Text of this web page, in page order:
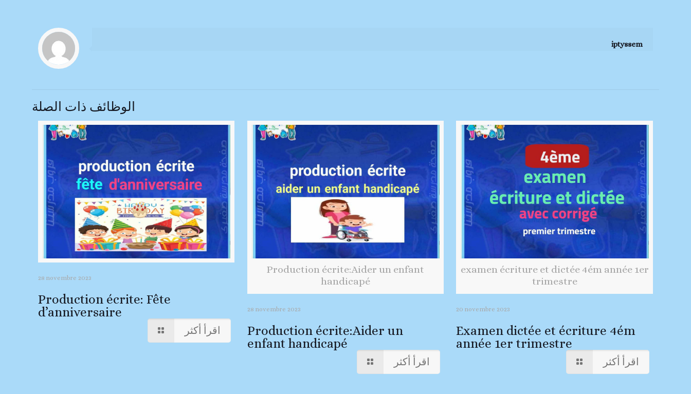
iptyssem
الوظائف ذات الصلة
28 novembre 2023
Production écrite: Fête
d’anniversaire
اقرأ أكثر
Production écrite:Aider un enfant
handicapé
28 novembre 2023
Production écrite:Aider un
enfant handicapé
اقرأ أكثر
examen écriture et dictée 4ém année 1er
trimestre
20 novembre 2023
Examen dictée et écriture 4ém
année 1er trimestre
اقرأ أكثر